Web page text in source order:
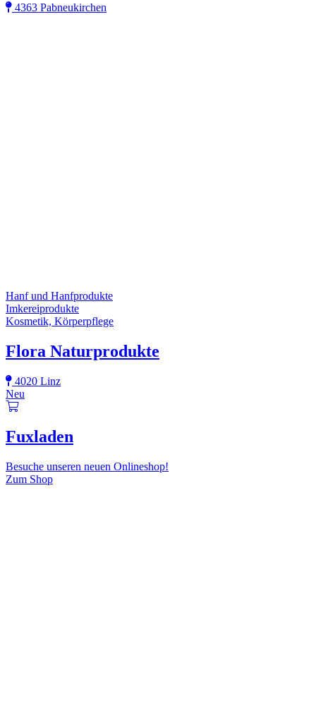
4363 Pabneukirchen
Hanf und Hanfprodukte
Imkereiprodukte
Kosmetik, Körperpflege
Flora Naturprodukte
4020 Linz
Neu
Fuxladen
Besuche unseren neuen Onlineshop!
Zum Shop